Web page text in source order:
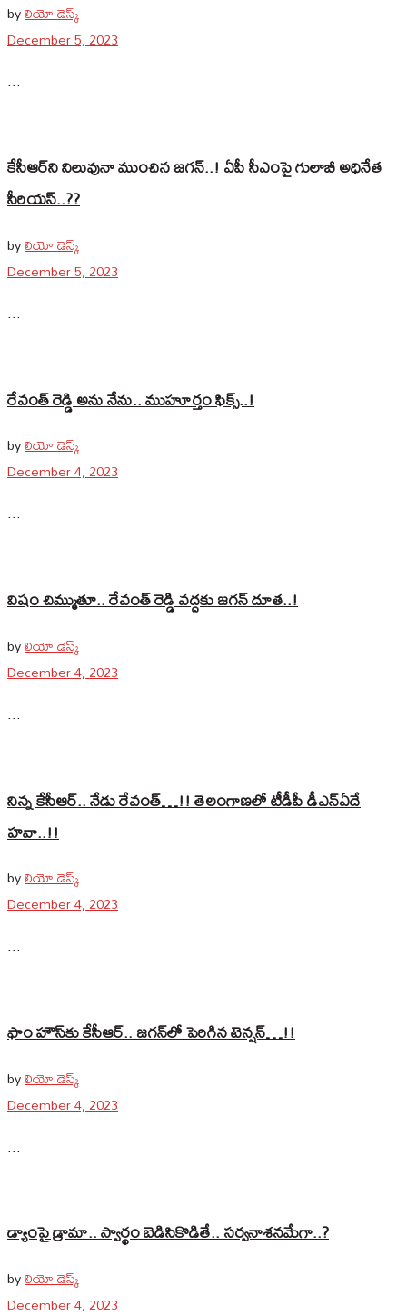
byలియో డెస్క్
December 5, 2023
...
కేసీఆర్‌ని నిలువునా ముంచిన జగన్..! ఏపీ సీఎంపై గులాబీ అధినేత
సీరియస్‌..??
byలియో డెస్క్
December 5, 2023
...
రేవంత్ రెడ్డి అను నేను.. ముహూర్తం ఫిక్స్..!
byలియో డెస్క్
December 4, 2023
...
విషం చిమ్ముతూ.. రేవంత్ రెడ్డి వద్దకు జగన్ దూత..!
byలియో డెస్క్
December 4, 2023
...
నిన్న కేసీఆర్‌.. నేడు రేవంత్‌…!! తెలంగాణలో టీడీపీ డీఎన్‌ఏదే
హవా..!!
byలియో డెస్క్
December 4, 2023
...
ఫాం హౌస్‌కు కేసీఆర్.. జగన్‌లో పెరిగిన టెన్షన్‌…!!
byలియో డెస్క్
December 4, 2023
...
డ్యాంపై డ్రామా.. స్వార్థం బెడిసికొడితే.. సర్వనాశనమేగా..?
byలియో డెస్క్
December 4, 2023